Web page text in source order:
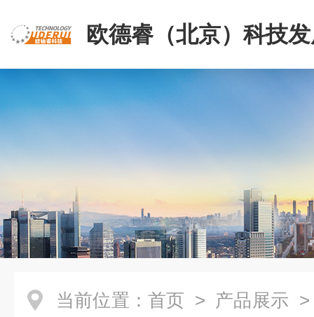
欧德睿（北京）科技
公司
当前位置： 首页 > 产品展示